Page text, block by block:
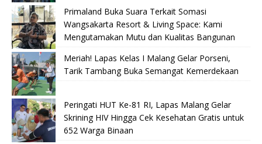
Primaland Buka Suara Terkait Somasi
Wangsakarta Resort & Living Space: Kami
Mengutamakan Mutu dan Kualitas Bangunan
Meriah! Lapas Kelas I Malang Gelar Porseni,
Tarik Tambang Buka Semangat Kemerdekaan
Peringati HUT Ke-81 RI, Lapas Malang Gelar
Skrining HIV Hingga Cek Kesehatan Gratis untuk
652 Warga Binaan